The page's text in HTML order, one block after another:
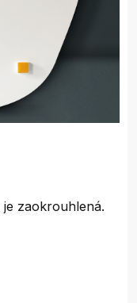
zaokrouhlená.